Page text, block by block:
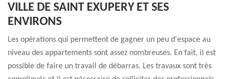
VILLE DE SAINT EXUPERY ET SES
ENVIRONS
Les opérations qui permettent de gagner un peu d'espace au
niveau des appartements sont assez nombreuses. En fait, il est
possible de faire un travail de débarras. Les travaux sont très